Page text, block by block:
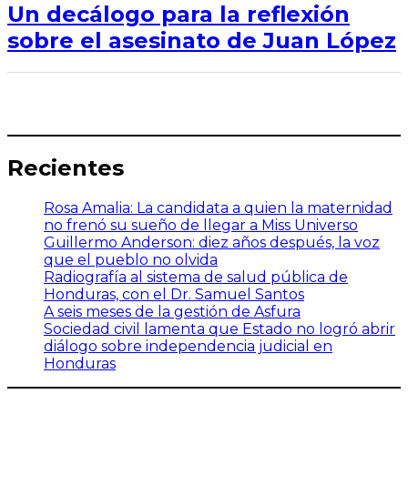
Un decálogo para la reflexión
sobre el asesinato de Juan López
Recientes
Rosa Amalia: La candidata a quien la maternidad
no frenó su sueño de llegar a Miss Universo
Guillermo Anderson: diez años después, la voz
que el pueblo no olvida
Radiografía al sistema de salud pública de
Honduras, con el Dr. Samuel Santos
A seis meses de la gestión de Asfura
Sociedad civil lamenta que Estado no logró abrir
diálogo sobre independencia judicial en
Honduras